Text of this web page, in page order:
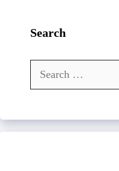
Search
Search
for: